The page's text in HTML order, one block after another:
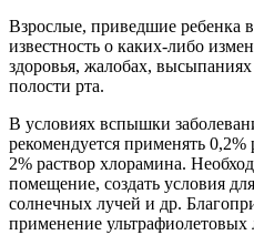
Взрослые, приведшие ребенка
известность о каких-либо
здоровья, жалобах,
полости рта.
В условиях вспышки
рекомендуется применять 0,2%
2% раствор хлорамина.
помещение, создать условия
солнечных лучей и др.
применение ультрафиолетовых